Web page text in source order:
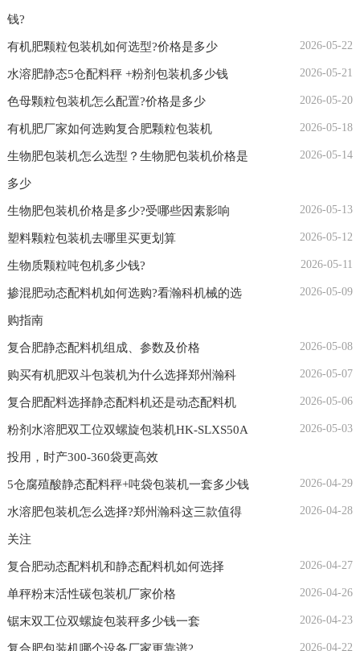
钱?
有机肥颗粒包装机如何选型?价格是多少 2026-05-22
水溶肥静态5仓配料秤 +粉剂包装机多少钱 2026-05-21
色母颗粒包装机怎么配置?价格是多少 2026-05-20
有机肥厂家如何选购复合肥颗粒包装机 2026-05-18
生物肥包装机怎么选型？生物肥包装机价格是
多少
2026-05-14
生物肥包装机价格是多少?受哪些因素影响 2026-05-13
塑料颗粒包装机去哪里买更划算 2026-05-12
生物质颗粒吨包机多少钱? 2026-05-11
掺混肥动态配料机如何选购?看瀚科机械的选
购指南
2026-05-09
复合肥静态配料机组成、参数及价格 2026-05-08
购买有机肥双斗包装机为什么选择郑州瀚科 2026-05-07
复合肥配料选择静态配料机还是动态配料机 2026-05-06
粉剂水溶肥双工位双螺旋包装机HK-SLXS50A
投用，时产300-360袋更高效
2026-05-03
5仓腐殖酸静态配料秤+吨袋包装机一套多少钱 2026-04-29
水溶肥包装机怎么选择?郑州瀚科这三款值得
关注
2026-04-28
复合肥动态配料机和静态配料机如何选择 2026-04-27
单秤粉末活性碳包装机厂家价格 2026-04-26
锯末双工位双螺旋包装秤多少钱一套 2026-04-23
2026-04-22